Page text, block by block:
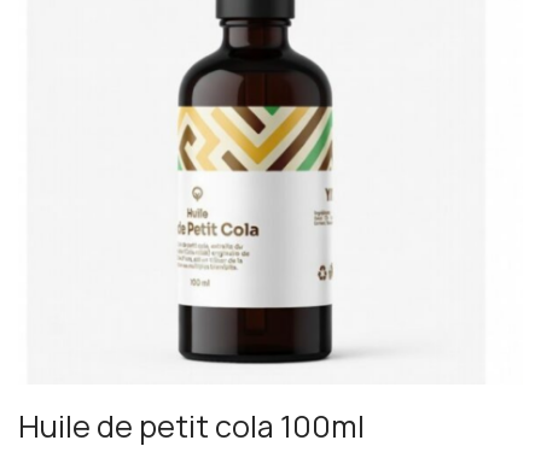
Huile de petit cola 100ml